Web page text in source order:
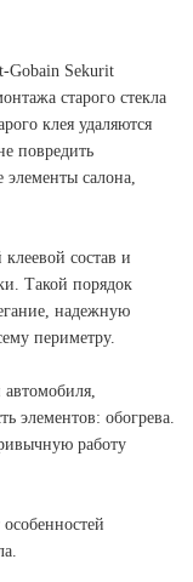
Gobain Sekurit
старого стекла
клея удаляются
повредить
элементы салона,
состав и
Такой порядок
надежную
периметру.
элементов: обогрева.
работу